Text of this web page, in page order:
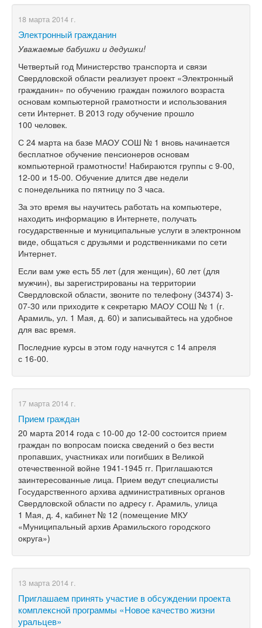
18 марта 2014 г.
Электронный гражданин
Уважаемые бабушки и дедушки!
Четвертый год Министерство транспорта и связи
Свердловской области реализует проект «Электронный
гражданин» по обучению граждан пожилого возраста
основам компьютерной грамотности и использования
сети Интернет. В 2013 году обучение прошло
100 человек.
С 24 марта на базе МАОУ СОШ № 1 вновь начинается
бесплатное обучение пенсионеров основам
компьютерной грамотности! Набираются группы с 9-00,
12-00 и 15-00. Обучение длится две недели
с понедельника по пятницу по 3 часа.
За это время вы научитесь работать на компьютере,
находить информацию в Интернете, получать
государственные и муниципальные услуги в электронном
виде, общаться с друзьями и родственниками по сети
Интернет.
Если вам уже есть 55 лет (для женщин), 60 лет (для
мужчин), вы зарегистрированы на территории
Свердловской области, звоните по телефону (34374) 3-
07-30 или приходите к секретарю МАОУ СОШ № 1 (г.
Арамиль, ул. 1 Мая, д. 60) и записывайтесь на удобное
для вас время.
Последние курсы в этом году начнутся с 14 апреля
с 16-00.
17 марта 2014 г.
Прием граждан
20 марта 2014 года с 10-00 до 12-00 состоится прием
граждан по вопросам поиска сведений о без вести
пропавших, участниках или погибших в Великой
отечественной войне 1941-1945 гг. Приглашаются
заинтересованные лица. Прием ведут специалисты
Государственного архива административных органов
Свердловской области по адресу г. Арамиль, улица
1 Мая, д. 4, кабинет № 12 (помещение МКУ
«Муниципальный архив Арамильского городского
округа»)
13 марта 2014 г.
Приглашаем принять участие в обсуждении проекта
комплексной программы «Новое качество жизни
уральцев»